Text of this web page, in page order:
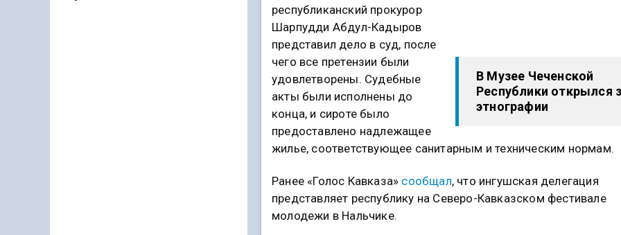
В Музее Чеченской
Республики открылся
этнографии
республиканский прокурор
Шарпудди Абдул-Кадыров
представил дело в суд, после
чего все претензии были
удовлетворены. Судебные
акты были исполнены до
конца, и сироте было
предоставлено надлежащее
жилье, соответствующее санитарным и техническим нормам.
Ранее «Голос Кавказа» сообщал, что ингушская делегация
представляет республику на Северо-Кавказском фестивале
молодежи в Нальчике.